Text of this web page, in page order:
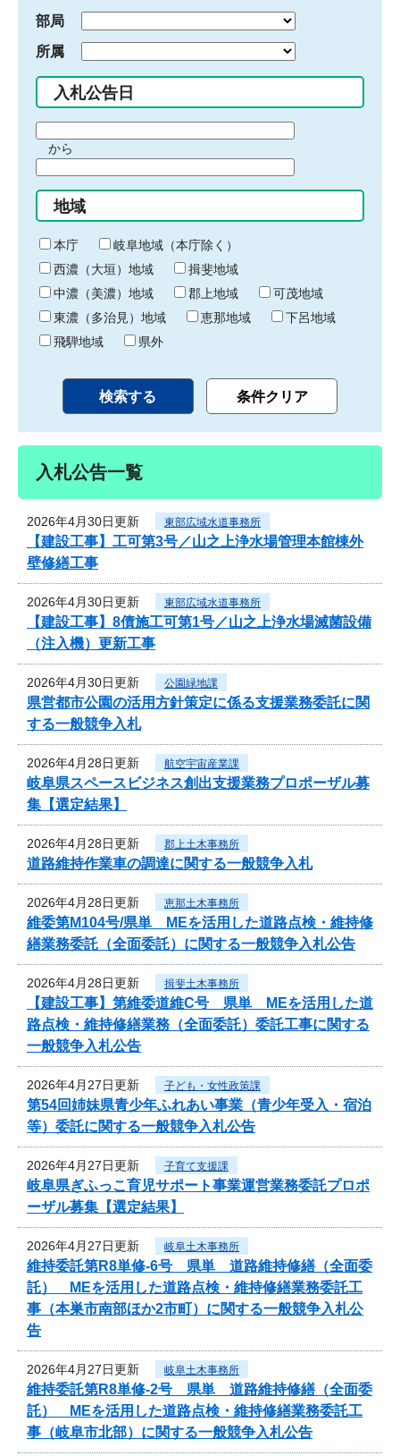
部局
所属
入札公告日
間
始
り
から
間
終
わ
り
地域
本庁
岐阜地域（本庁除く）
西濃（大垣）地域
揖斐地域
中濃（美濃）地域
郡上地域
可茂地域
東濃（多治見）地域
恵那地域
下呂地域
飛騨地域
県外
入札公告一覧
2026年4月30日更新 東部広域水道事務所
【建設工事】工可第3号／山之上浄水場管理本館棟外
壁修繕工事
2026年4月30日更新 東部広域水道事務所
【建設工事】8債施工可第1号／山之上浄水場滅菌設備
（注入機）更新工事
2026年4月30日更新 公園緑地課
県営都市公園の活用方針策定に係る支援業務委託に関
する一般競争入札
2026年4月28日更新 航空宇宙産業課
岐阜県スペースビジネス創出支援業務プロポーザル募
集【選定結果】
2026年4月28日更新 郡上土木事務所
道路維持作業車の調達に関する一般競争入札
2026年4月28日更新 恵那土木事務所
維委第M104号/県単 MEを活用した道路点検・維持修
繕業務委託（全面委託）に関する一般競争入札公告
2026年4月28日更新 揖斐土木事務所
【建設工事】第維委道維C号 県単 MEを活用した道
路点検・維持修繕業務（全面委託）委託工事に関する
一般競争入札公告
2026年4月27日更新 子ども・女性政策課
第54回姉妹県青少年ふれあい事業（青少年受入・宿泊
等）委託に関する一般競争入札公告
2026年4月27日更新 子育て支援課
岐阜県ぎふっこ育児サポート事業運営業務委託プロポ
ーザル募集【選定結果】
2026年4月27日更新 岐阜土木事務所
維持委託第R8単修-6号 県単 道路維持修繕（全面委
託） MEを活用した道路点検・維持修繕業務委託工
事（本巣市南部ほか2市町）に関する一般競争入札公
告
2026年4月27日更新 岐阜土木事務所
維持委託第R8単修-2号 県単 道路維持修繕（全面委
託） MEを活用した道路点検・維持修繕業務委託工
事（岐阜市北部）に関する一般競争入札公告